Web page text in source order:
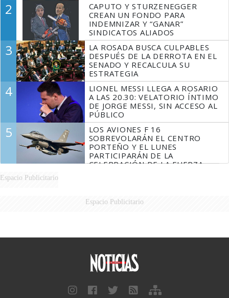
2
CAPUTO Y STURZENEGGER
CREAN UN FONDO PARA
INDEMNIZAR Y “GANAR”
SINDICATOS ALIADOS
3
LA ROSADA BUSCA CULPABLES
DESPUÉS DE LA DERROTA EN EL
SENADO Y RECALCULA SU
ESTRATEGIA
4
LIONEL MESSI LLEGA A ROSARIO
A LAS 20.30: VELATORIO ÍNTIMO
DE JORGE MESSI, SIN ACCESO AL
PÚBLICO
5
LOS AVIONES F 16
SOBREVOLARÁN EL CENTRO
PORTEÑO Y EL LUNES
PARTICIPARÁN DE LA
CELEBRACIÓN DE LA FUERZA
Espacio Publicitario
Espacio Publicitario